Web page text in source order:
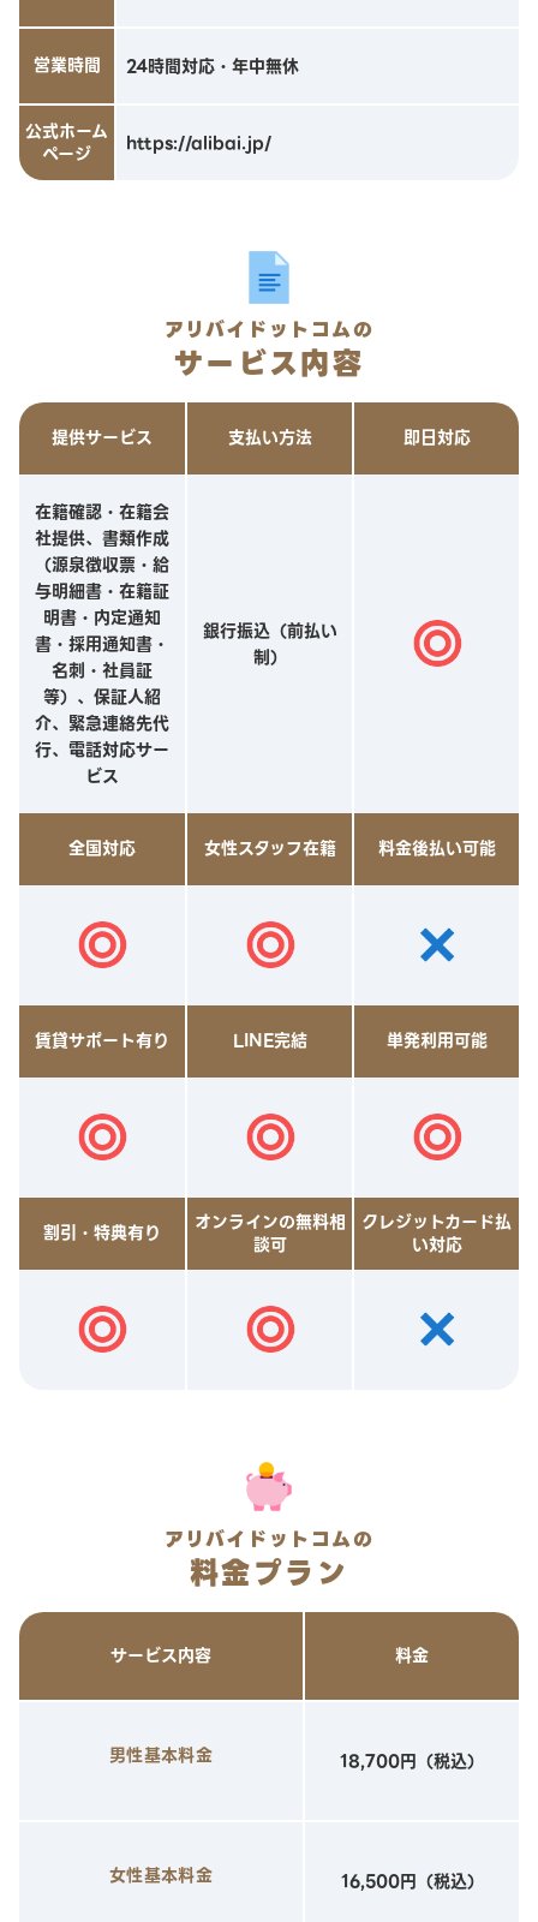
営業時間 24時間対応・年中無休
公式ホーム
ページ
https://alibai.jp/
アリバイドットコムの
サービス内容
提供サービス 支払い方法 即日対応
在籍確認・在籍会
社提供、書類作成
（源泉徴収票・給
与明細書・在籍証
明書・内定通知
書・採用通知書・
名刺・社員証
等）、保証人紹
介、緊急連絡先代
行、電話対応サー
ビス
銀行振込（前払い
制）
全国対応 女性スタッフ在籍 料金後払い可能
賃貸サポート有り LINE完結 単発利用可能
割引・特典有り
オンラインの無料相
談可
クレジットカード払
い対応
アリバイドットコムの
料金プラン
サービス内容 料金
男性基本料金 18,700円（税込）
女性基本料金 16,500円（税込）